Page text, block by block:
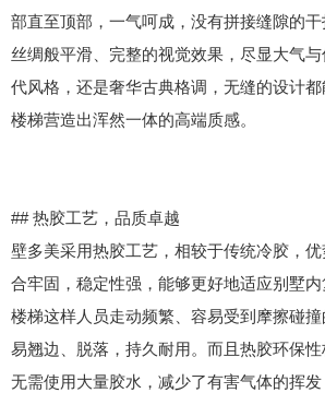
部直至顶部，一气呵成，没有拼接缝隙的
丝绸般平滑、完整的视觉效果，尽显大气
代风格，还是奢华古典格调，无缝的设计
楼梯营造出浑然一体的高端质感。
## 热胶工艺，品质卓越
壁多美采用热胶工艺，相较于传统冷胶，
合牢固，稳定性强，能够更好地适应别墅
楼梯这样人员走动频繁、容易受到摩擦碰
易翘边、脱落，持久耐用。而且热胶环保
无需使用大量胶水，减少了有害气体的挥